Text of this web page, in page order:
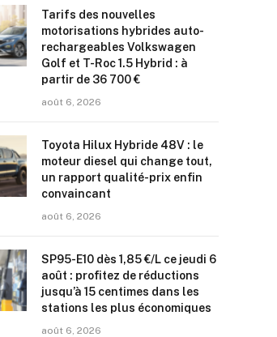
Tarifs des nouvelles
motorisations hybrides auto-
rechargeables Volkswagen
Golf et T-Roc 1.5 Hybrid : à
partir de 36 700 €
août 6, 2026
Toyota Hilux Hybride 48V : le
moteur diesel qui change tout,
un rapport qualité-prix enfin
convaincant
août 6, 2026
SP95-E10 dès 1,85 €/L ce jeudi 6
août : profitez de réductions
jusqu’à 15 centimes dans les
stations les plus économiques
août 6, 2026